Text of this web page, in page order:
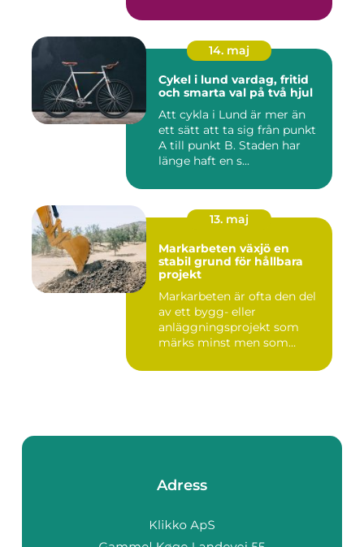
14. maj
Cykel i lund vardag, fritid
och smarta val på två hjul
Att cykla i Lund är mer än
ett sätt att ta sig från punkt
A till punkt B. Staden har
länge haft en s...
13. maj
Markarbeten växjö en
stabil grund för hållbara
projekt
Markarbeten är ofta den del
av ett bygg- eller
anläggningsprojekt som
märks minst men som
Adress